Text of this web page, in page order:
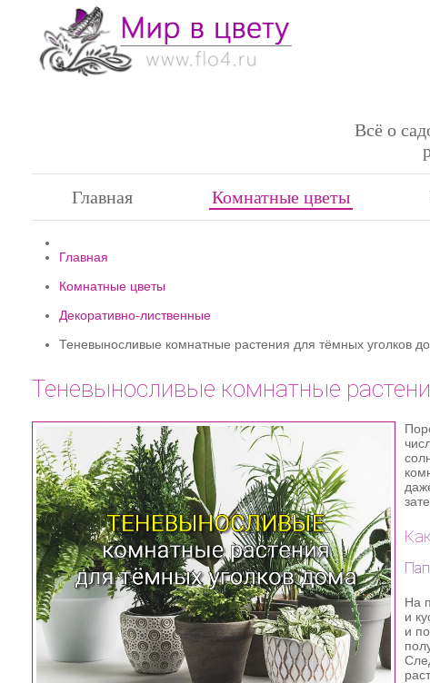
Всё о
Главная Комнатные цветы
Главная
Комнатные цветы
Декоративно-лиственные
Теневыносливые комнатные растения для тёмных уголков
Теневыносливые комнатные
На
и
и